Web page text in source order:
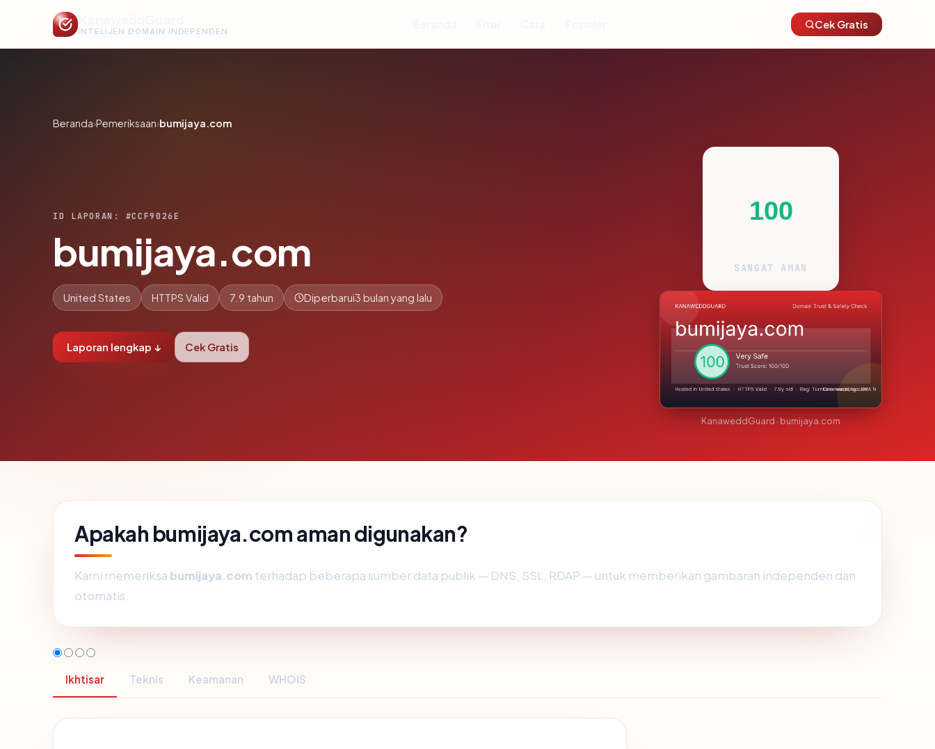
INTELIJEN DOMAIN INDEPENDEN
Cek Gratis
Beranda›Pemeriksaan›bumijaya.com
ID LAPORAN: #CCF9026E
bumijaya.com
United States HTTPS Valid 7.9 tahun Diperbarui3 bulan yang lalu
Laporan lengkap ↓ Cek Gratis
100
SANGAT AMAN
KanaweddGuard · bumijaya.com
Apakah bumijaya.com aman digunakan?
Kami memeriksa bumijaya.com terhadap beberapa sumber data publik — DNS, SSL, RDAP — untuk memberikan gambaran independen dan
otomatis.
Ikhtisar Teknis Keamanan WHOIS